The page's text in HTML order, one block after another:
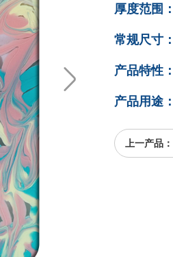
厚度范围：
常规尺寸：
产品特性：
产品用途：
上一产品：